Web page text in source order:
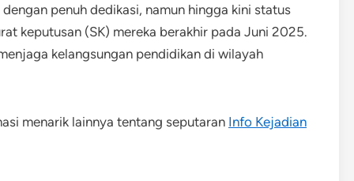
penuh dedikasi, namun hingga kini status
keputusan (SK) mereka berakhir pada Juni 2025.
kelangsungan pendidikan di wilayah
menarik lainnya tentang seputaran Info Kejadian